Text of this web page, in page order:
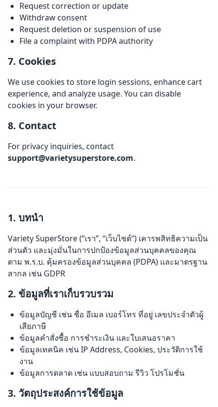
Request correction or update
Withdraw consent
Request deletion or suspension of use
File a complaint with PDPA authority
7. Cookies
We use cookies to store login sessions, enhance cart
experience, and analyze usage. You can disable
cookies in your browser.
8. Contact
For privacy inquiries, contact
support@varietysuperstore.com.
1. บทนำ
Variety SuperStore (“เรา”, “เว็บไซต์”) เคารพสิทธิความเป็น
ส่วนตัว และมุ่งมั่นในการปกป้องข้อมูลส่วนบุคคลของคุณ
ตาม พ.ร.บ. คุ้มครองข้อมูลส่วนบุคคล (PDPA) และมาตรฐาน
สากล เช่น GDPR
2. ข้อมูลที่เราเก็บรวบรวม
ข้อมูลบัญชี เช่น ชื่อ อีเมล เบอร์โทร ที่อยู่ เลขประจำตัวผู้
เสียภาษี
ข้อมูลคำสั่งซื้อ การชำระเงิน และใบเสนอราคา
ข้อมูลเทคนิค เช่น IP Address, Cookies, ประวัติการใช้
งาน
ข้อมูลการตลาด เช่น แบบสอบถาม รีวิว โปรโมชั่น
3. วัตถุประสงค์การใช้ข้อมูล